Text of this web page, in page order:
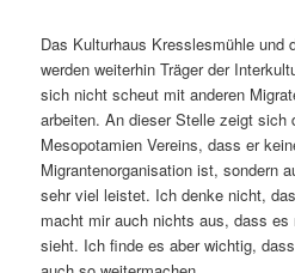
Das Kulturhaus Kresslesmühle und
werden weiterhin Träger der
sich nicht scheut mit anderen
arbeiten. An dieser Stelle zeigt sich
Mesopotamien Vereins, dass er
Migrantenorganisation ist, sondern
sehr viel leistet. Ich denke nicht,
macht mir auch nichts aus, dass
sieht. Ich finde es aber wichtig,